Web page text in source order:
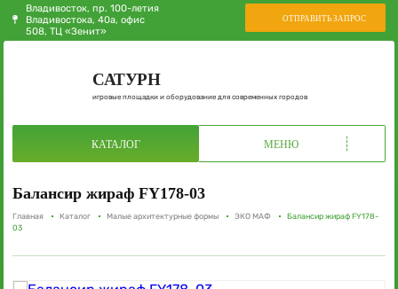
Владивосток, пр. 100-летия
Владивостока, 40а, офис
508, ТЦ «Зенит»
ОТПРАВИТЬ ЗАПРОС
САТУРН
игровые площадки и оборудование для современных городов
КАТАЛОГ МЕНЮ
Балансир жираф FY178-03
Главная Каталог Малые архитектурные формы ЭКО МАФ
Балансир жираф FY178-
03